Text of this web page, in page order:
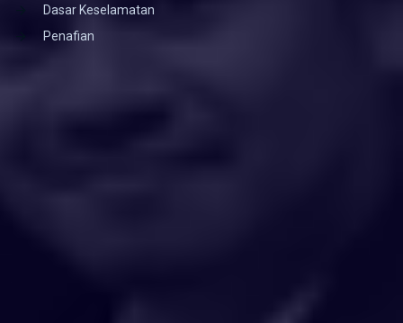
Dasar Keselamatan
Penafian